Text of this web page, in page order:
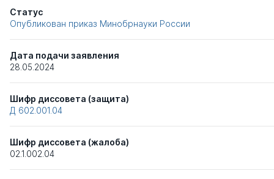
Статус
Опубликован приказ Минобрнауки России
Дата подачи заявления
28.05.2024
Шифр диссовета (защита)
Д 602.001.04
Шифр диссовета (жалоба)
02.1.002.04